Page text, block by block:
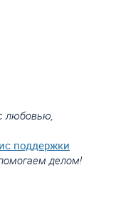
любовью,
поддержки
делом!